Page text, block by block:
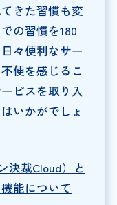
きた習慣も変
の習慣を180
々便利なサー
便を感じるこ
ビスを取り入
いかがでしょ
決裁Cloud）と
能について